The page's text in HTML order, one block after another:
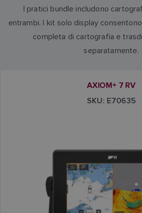
I pratici bundle includono
entrambi. I kit solo display
completa di cartografia e
separatamente.
AXIOM+ 7 RV
SKU: E70635